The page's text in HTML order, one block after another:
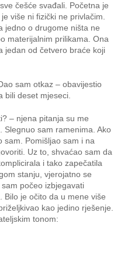
češće svađali. Početna je
više ni fizički ne privlačim.
jedno o drugome ništa ne
materijalnim prilikama. Ona
jedan od četvero braće koji
sam otkaz – obavijestio
bili deset mjeseci.
– njena pitanja su me
Slegnuo sam ramenima. Ako
sam. Pomišljao sam i na
Uz to, shvaćao sam da
i tako zapečatila
stanju, vjerojatno se
počeo izbjegavati
Bilo je očito da u mene više
kao jedino rješenje.
tonom: